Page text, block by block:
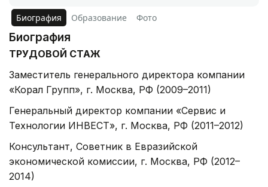
Биография Образование Фото
Биография
ТРУДОВОЙ СТАЖ
Заместитель генерального директора компании
«Корал Групп», г. Москва, РФ (2009–2011)
Генеральный директор компании «Сервис и
Технологии ИНВЕСТ», г. Москва, РФ (2011–2012)
Консультант, Советник в Евразийской
экономической комиссии, г. Москва, РФ (2012–
2014)